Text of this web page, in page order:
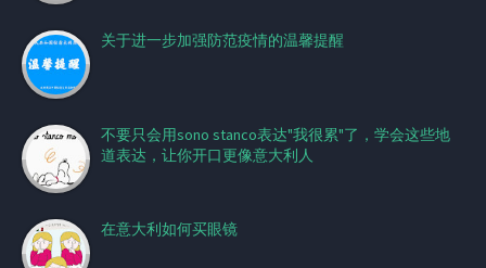
关于进一步加强防范疫情的温馨提醒
不要只会用sono stanco表达"我很累"了，学会这些地
道表达，让你开口更像意大利人
在意大利如何买眼镜